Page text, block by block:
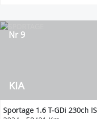
KIA
Nr 9
Sportage 1.6 T-GDi 230ch